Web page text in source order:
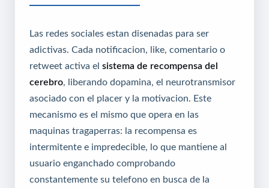
Las redes sociales estan disenadas para ser
adictivas. Cada notificacion, like, comentario o
retweet activa el sistema de recompensa del
cerebro , liberando dopamina, el neurotransmisor
asociado con el placer y la motivacion. Este
mecanismo es el mismo que opera en las
maquinas tragaperras: la recompensa es
intermitente e impredecible, lo que mantiene al
usuario enganchado comprobando
constantemente su telefono en busca de la